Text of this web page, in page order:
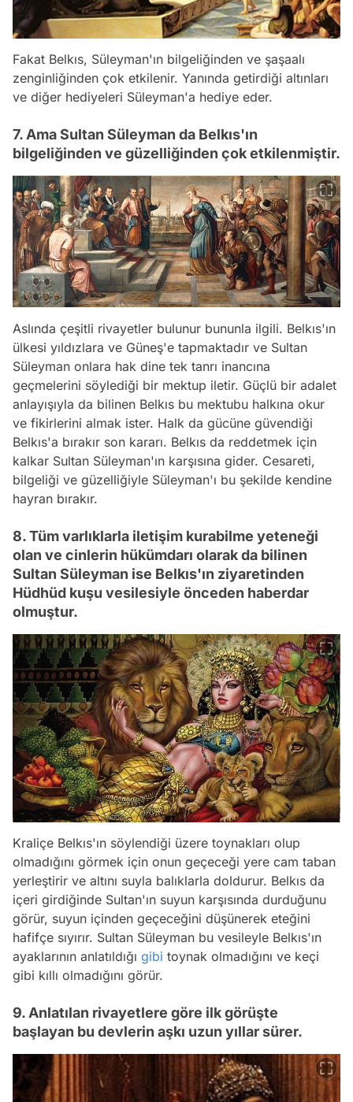
Fakat Belkıs, Süleyman'ın bilgeliğinden ve şaşaalı
zenginliğinden çok etkilenir. Yanında getirdiği altınları
ve diğer hediyeleri Süleyman'a hediye eder.
7. Ama Sultan Süleyman da Belkıs'ın
bilgeliğinden ve güzelliğinden çok etkilenmiştir.
Aslında çeşitli rivayetler bulunur bununla ilgili. Belkıs'ın
ülkesi yıldızlara ve Güneş'e tapmaktadır ve Sultan
Süleyman onlara hak dine tek tanrı inancına
geçmelerini söylediği bir mektup iletir. Güçlü bir adalet
anlayışıyla da bilinen Belkıs bu mektubu halkına okur
ve fikirlerini almak ister. Halk da gücüne güvendiği
Belkıs'a bırakır son kararı. Belkıs da reddetmek için
kalkar Sultan Süleyman'ın karşısına gider. Cesareti,
bilgeliği ve güzelliğiyle Süleyman'ı bu şekilde kendine
hayran bırakır.
8. Tüm varlıklarla iletişim kurabilme yeteneği
olan ve cinlerin hükümdarı olarak da bilinen
Sultan Süleyman ise Belkıs'ın ziyaretinden
Hüdhüd kuşu vesilesiyle önceden haberdar
olmuştur.
Kraliçe Belkıs'ın söylendiği üzere toynakları olup
olmadığını görmek için onun geçeceği yere cam taban
yerleştirir ve altını suyla balıklarla doldurur. Belkıs da
içeri girdiğinde Sultan'ın suyun karşısında durduğunu
görür, suyun içinden geçeceğini düşünerek eteğini
hafifçe sıyırır. Sultan Süleyman bu vesileyle Belkıs'ın
ayaklarının anlatıldığı gibi toynak olmadığını ve keçi
gibi kıllı olmadığını görür.
9. Anlatılan rivayetlere göre ilk görüşte
başlayan bu devlerin aşkı uzun yıllar sürer.